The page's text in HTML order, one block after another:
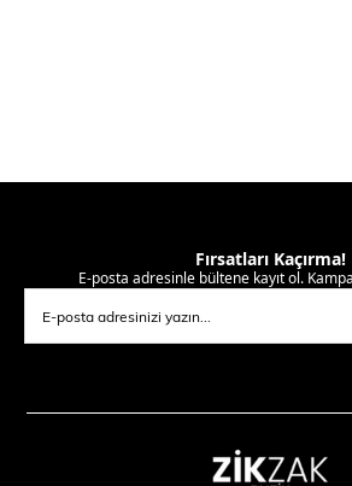
Fırsatları Kaçırma!
E-posta adresinle bültene kayıt ol.